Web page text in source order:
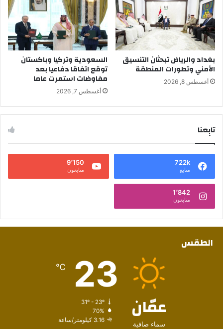
بغداد والرياض تبحثان التنسيق
الأمني وتطورات المنطقة
أغسطس 8, 2026
السعودية وتركيا وباكستان
توقع اتفاقا دفاعيا بعد
مفاوضات استمرت عاما
أغسطس 7, 2026
تابِعنا
722k
متابع
9٬150
متابعون
1٬842
متابعون
الطقس
عمّان
سماء صافية
23
℃
31º - 23º
70%
3.16 كيلومتر/ساعة